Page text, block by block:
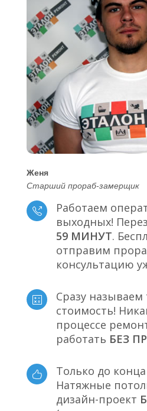
Женя
Старший прораб-замерщик
Работаем
выходных!
59 МИНУТ.
отправим
консультацию
Сразу
стоимость!
процессе
работать БЕЗ
Только до
Натяжные
дизайн-проект